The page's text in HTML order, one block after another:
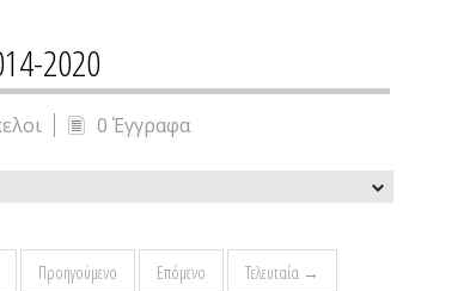
2020
0 Έγγραφα
Προηγούμενο Επόμενο Τελευταία →